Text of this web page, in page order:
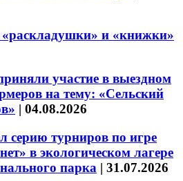
и «книжки»
участие в выездном
на тему: «Сельский
| 04.08.2026
серию турниров по игре
в экологическом лагере
парка | 31.07.2026